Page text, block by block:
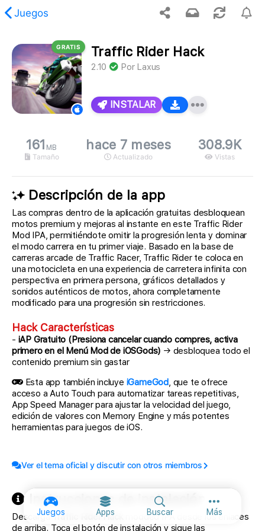
Juegos
Juegos Apps Buscar MásMás
no se encontró el contenido solicitado.
GRATIS Traffic Rider Hack
2.10 Por Laxus
INSTALAR
161 MB
Tamaño
hace 7 meses
Actualizado
308.9K
Vistas
Descripción de la app
Las compras dentro de la aplicación gratuitas desbloquean
motos premium y mejoras al instante en este Traffic Rider
Mod IPA, permitiéndote omitir la progresión lenta y dominar
el modo carrera en tu primer viaje. Basado en la base de
carreras arcade de Traffic Racer, Traffic Rider te coloca en
una motocicleta en una experiencia de carretera infinita con
perspectiva en primera persona, gráficos detallados y
sonidos auténticos de motos, ahora completamente
modificado para una progresión sin restricciones.
Hack Características
- iAP Gratuito (Presiona cancelar cuando compres, activa
primero en el Menú Mod de iOSGods) → desbloquea todo el
contenido premium sin gastar
Esta app también incluye iGameGod, que te ofrece
acceso a Auto Touch para automatizar tareas repetitivas,
App Speed Manager para ajustar la velocidad del juego,
edición de valores con Memory Engine y más potentes
herramientas para juegos de iOS.
Ver el tema oficial y discutir con otros miembros
Instrucciones de instalación
DescargaTraffic Rider Hack
modded IPA desde los enlaces
de arriba. Toca el botón de instalación y sigue las